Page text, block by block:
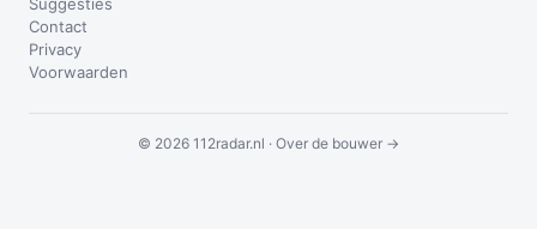
Contact
Privacy
Voorwaarden
© 2026 112radar.nl · Over de bouwer →